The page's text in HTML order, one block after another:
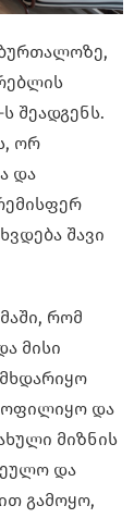
-ს შეადგენს.
ორ
და
შავი
რომ
მისი
და
მიზნის
და
გამოყო,